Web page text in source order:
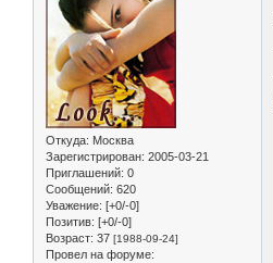
Откуда: Москва
Зарегистрирован: 2005-03-21
Приглашений: 0
Сообщений: 620
Уважение: [+0/-0]
Позитив: [+0/-0]
Возраст: 37 [1988-09-24]
Провел на форуме: